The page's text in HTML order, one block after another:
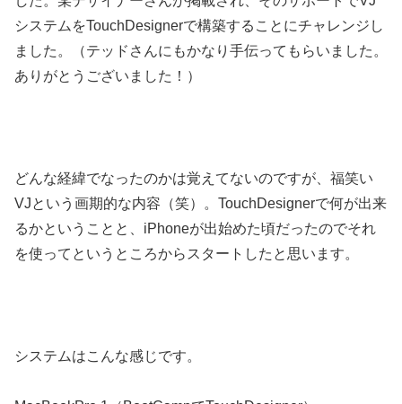
システムをTouchDesignerで構築することにチャレンジし
ました。（テッドさんにもかなり手伝ってもらいました。
ありがとうございました！）
どんな経緯でなったのかは覚えてないのですが、福笑い
VJという画期的な内容（笑）。TouchDesignerで何が出来
るかということと、iPhoneが出始めた頃だったのでそれ
を使ってというところからスタートしたと思います。
システムはこんな感じです。